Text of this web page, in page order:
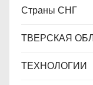
Страны СНГ
ТВЕРСКАЯ
ТЕХНОЛОГИИ